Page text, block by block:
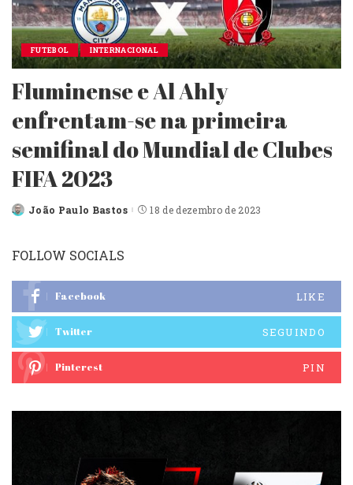
FUTEBOL INTERNACIONAL
Fluminense e Al Ahly
enfrentam-se na primeira
semifinal do Mundial de Clubes
FIFA 2023
João Paulo Bastos 18 de dezembro de 2023
FOLLOW SOCIALS
Facebook LIKE
Twitter SEGUINDO
Pinterest PIN